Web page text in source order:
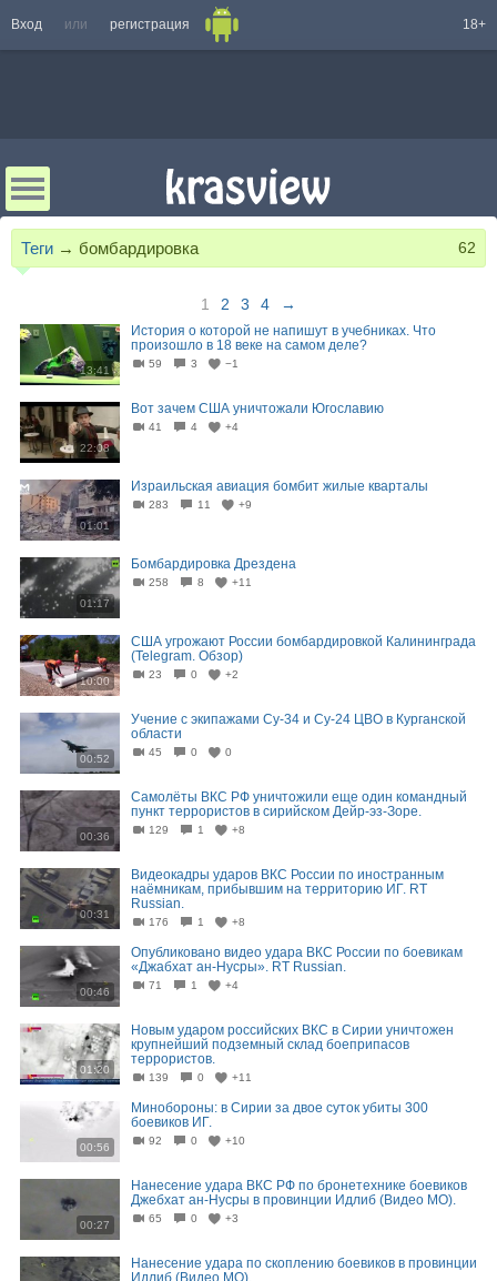
Вход или регистрация 18+
Теги → бомбардировка 62
1 2 3 4 →
13:41
История о которой не напишут в учебниках. Что
произошло в 18 веке на самом деле?
59 3 −1
22:08
Вот зачем США уничтожали Югославию
41 4 +4
01:01
Израильская авиация бомбит жилые кварталы
283 11 +9
01:17
Бомбардировка Дрездена
258 8 +11
10:00
США угрожают России бомбардировкой Калининграда
(Telegram. Обзор)
23 0 +2
00:52
Учение с экипажами Су-34 и Су-24 ЦВО в Курганской
области
45 0 0
00:36
Самолёты ВКС РФ уничтожили еще один командный
пункт террористов в сирийском Дейр-эз-Зоре.
129 1 +8
00:31
Видеокадры ударов ВКС России по иностранным
наёмникам, прибывшим на территорию ИГ. RT
Russian.
176 1 +8
00:46
Опубликовано видео удара ВКС России по боевикам
«Джабхат ан-Нусры». RT Russian.
71 1 +4
01:20
Новым ударом российских ВКС в Сирии уничтожен
крупнейший подземный склад боеприпасов
террористов.
139 0 +11
00:56
Минобороны: в Сирии за двое суток убиты 300
боевиков ИГ.
92 0 +10
00:27
Нанесение удара ВКС РФ по бронетехнике боевиков
Джебхат ан-Нусры в провинции Идлиб (Видео МО).
65 0 +3
Нанесение удара по скоплению боевиков в провинции
Идлиб (Видео МО).